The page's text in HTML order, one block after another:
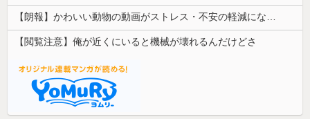
【朗報】かわいい動物の動画がストレス・不安の軽減になる可能性。英大学の研究で実証
【閲覧注意】俺が近くにいると機械が壊れるんだけどさ